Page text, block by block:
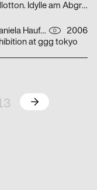
Félix Vallotton. Idylle am Abgrund
cyan (Daniela Haufe + Detlef Fiedler) D
2006
at ggg tokyo